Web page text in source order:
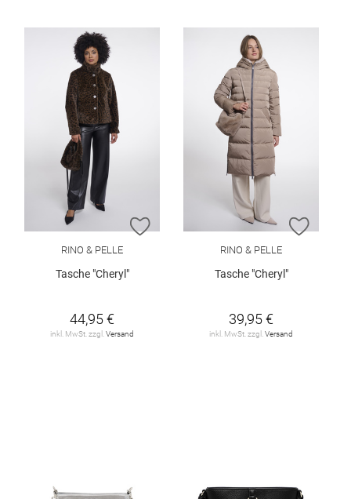
ZUR WUNSCHLISTE HINZUFÜGEN
RINO & PELLE
Tasche "Cheryl"
44,95 €
inkl. MwSt. zzgl.Versand
ZUR
RINO & PELLE
Tasche "Cheryl"
39,95 €
inkl. MwSt. zzgl.Versand